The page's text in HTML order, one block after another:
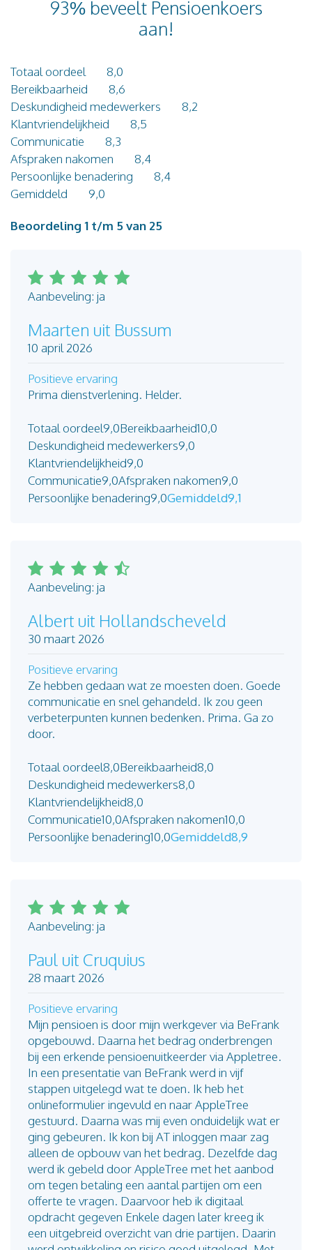
93% beveelt Pensioenkoers
aan!
Totaal oordeel
8,0
Bereikbaarheid
8,6
Deskundigheid medewerkers
8,2
Klantvriendelijkheid
8,5
Communicatie
8,3
Afspraken nakomen
8,4
Persoonlijke benadering
8,4
Gemiddeld
9,0
Beoordeling 1 t/m 5 van 25
Aanbeveling: ja
Maarten uit Bussum
10 april 2026
Positieve ervaring
Prima dienstverlening. Helder.
Totaal oordeel9,0Bereikbaarheid10,0
Deskundigheid medewerkers9,0
Klantvriendelijkheid9,0
Communicatie9,0Afspraken nakomen9,0
Persoonlijke benadering9,0Gemiddeld9,1
Aanbeveling: ja
Albert uit Hollandscheveld
30 maart 2026
Positieve ervaring
Ze hebben gedaan wat ze moesten doen. Goede
communicatie en snel gehandeld. Ik zou geen
verbeterpunten kunnen bedenken. Prima. Ga zo
door.
Totaal oordeel8,0Bereikbaarheid8,0
Deskundigheid medewerkers8,0
Klantvriendelijkheid8,0
Communicatie10,0Afspraken nakomen10,0
Persoonlijke benadering10,0Gemiddeld8,9
Aanbeveling: ja
Paul uit Cruquius
28 maart 2026
Positieve ervaring
Mijn pensioen is door mijn werkgever via BeFrank
opgebouwd. Daarna het bedrag onderbrengen
bij een erkende pensioenuitkeerder via Appletree.
In een presentatie van BeFrank werd in vijf
stappen uitgelegd wat te doen. Ik heb het
onlineformulier ingevuld en naar AppleTree
gestuurd. Daarna was mij even onduidelijk wat er
ging gebeuren. Ik kon bij AT inloggen maar zag
alleen de opbouw van het bedrag. Dezelfde dag
werd ik gebeld door AppleTree met het aanbod
om tegen betaling een aantal partijen om een
offerte te vragen. Daarvoor heb ik digitaal
opdracht gegeven Enkele dagen later kreeg ik
een uitgebreid overzicht van drie partijen. Daarin